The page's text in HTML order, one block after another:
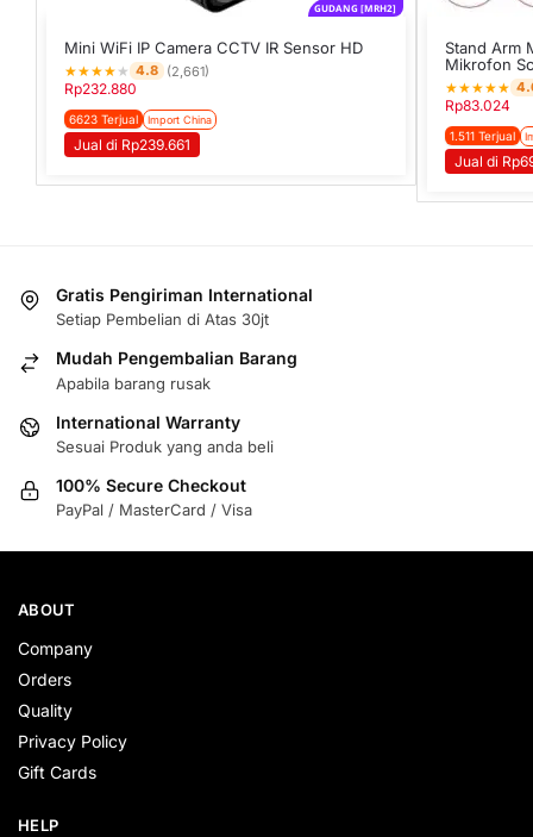
GUDANG [MRH2]
Mini WiFi IP Camera CCTV IR Sensor HD
★★★★ ★ 4.8 (2,661)
Rp232.880
6623 Terjual Import China
Jual di Rp239.661
Stand Arm
Mikrofon
★★★★★
Rp83.024
1.511 Terjual
Jual di
Gratis Pengiriman International
Setiap Pembelian di Atas 30jt
Mudah Pengembalian Barang
Apabila barang rusak
International Warranty
Sesuai Produk yang anda beli
100% Secure Checkout
PayPal / MasterCard / Visa
ABOUT
Company
Orders
Quality
Privacy Policy
Gift Cards
HELP